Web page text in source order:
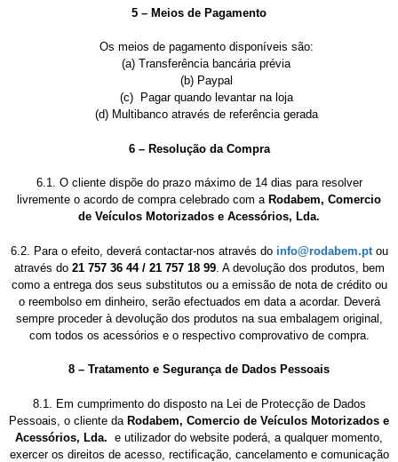
5 – Meios de Pagamento
Os meios de pagamento disponíveis são:
(a) Transferência bancária prévia
(b) Paypal
(c) Pagar quando levantar na loja
(d) Multibanco através de referência gerada
6 – Resolução da Compra
6.1. O cliente dispõe do prazo máximo de 14 dias para resolver
livremente o acordo de compra celebrado com a Rodabem, Comercio
de Veículos Motorizados e Acessórios, Lda.
6.2. Para o efeito, deverá contactar-nos através do info@rodabem.ptou
através do 21 757 36 44 / 21 757 18 99. A devolução dos produtos, bem
como a entrega dos seus substitutos ou a emissão de nota de crédito ou
o reembolso em dinheiro, serão efectuados em data a acordar. Deverá
sempre proceder à devolução dos produtos na sua embalagem original,
com todos os acessórios e o respectivo comprovativo de compra.
8 – Tratamento e Segurança de Dados Pessoais
8.1. Em cumprimento do disposto na Lei de Protecção de Dados
Pessoais, o cliente da Rodabem, Comercio de Veículos Motorizados e
Acessórios, Lda. e utilizador do website poderá, a qualquer momento,
exercer os direitos de acesso, rectificação, cancelamento e comunicação